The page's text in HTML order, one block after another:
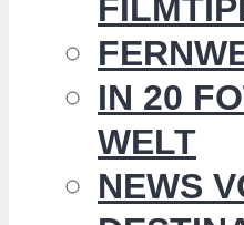
IN 20
WELT
NEWS